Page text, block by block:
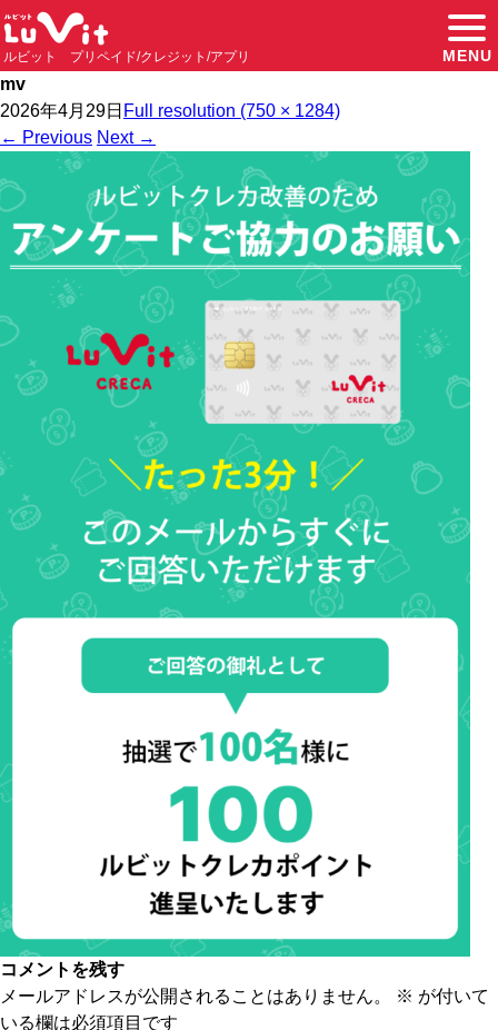
ルビット プリペイド/クレジット/アプリ MENU
mv
2026年4月29日 Full resolution (750 × 1284)
← Previous Next →
コメントを残す
メールアドレスが公開されることはありません。
※ が付いて
いる欄は必須項目です